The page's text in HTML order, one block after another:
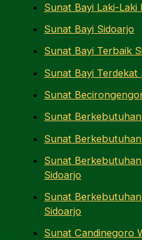
Sunat Bayi Laki-Laki
Sunat Bayi Sidoarjo
Sunat Bayi Terbaik
Sunat Bayi Terdekat
Sunat
Sunat
Sunat
Sunat
Sidoarjo
Sunat
Sidoarjo
Sunat Candinegoro